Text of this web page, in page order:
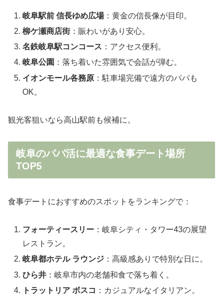
岐阜駅前 信長ゆめ広場：黄金の信長像が目印。
柳ケ瀬商店街：賑わいがあり安心。
名鉄岐阜駅コンコース ：アクセス便利。
岐阜公園 ：落ち着いた雰囲気で会話が弾む。
イオンモール各務原 ：駐車場完備で遠方のパパも
OK。
観光客狙いなら高山駅前も候補に。
岐阜のパパ活に最適な食事デート場所
TOP5
食事デートにおすすめのスポットをランキングで：
フォーティースリー ：岐阜シティ・タワー43の展望
レストラン。
岐阜都ホテル ラウンジ ：高級感ありで特別な日に。
ひら井 ：岐阜市内の老舗和食で落ち着く。
トラットリア ボスコ ：カジュアルなイタリアン。